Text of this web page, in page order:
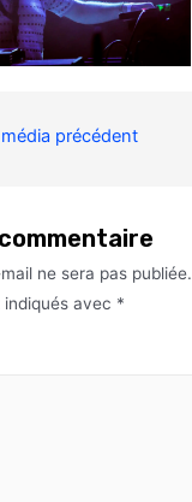
précédent
ne sera pas publiée.
avec *